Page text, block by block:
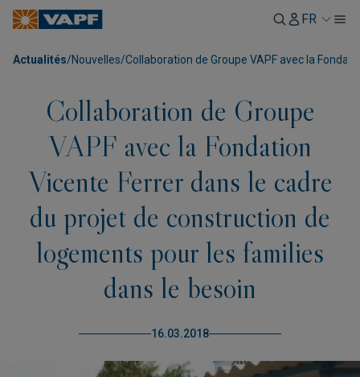
FR
Actualités/Nouvelles/Collaboration de Groupe VAPF avec la
Collaboration de Groupe
VAPF avec la Fondation
Vicente Ferrer dans le cadre
du projet de construction de
logements pour les families
dans le besoin
16.03.2018